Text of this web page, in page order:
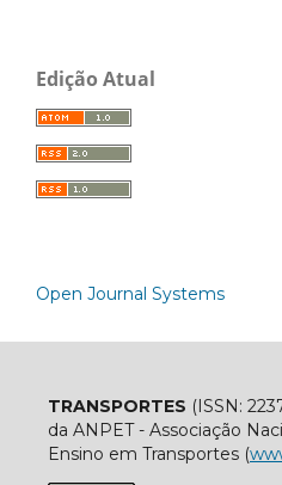
Edição Atual
Open Journal Systems
TRANSPORTES (ISSN:
da ANPET - Associação
Ensino em Transportes (